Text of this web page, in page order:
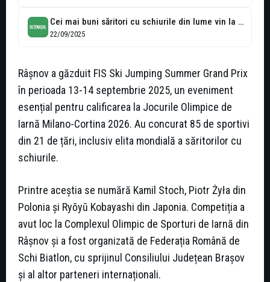
Cei mai buni săritori cu schiurile din lume vin la Râșnov, pentru...
22/09/2025
Râșnov a găzduit FIS Ski Jumping Summer Grand Prix
în perioada 13-14 septembrie 2025, un eveniment
esențial pentru calificarea la Jocurile Olimpice de
Iarnă Milano-Cortina 2026. Au concurat 85 de sportivi
din 21 de țări, inclusiv elita mondială a săritorilor cu
schiurile.
Printre aceștia se numără Kamil Stoch, Piotr Żyła din
Polonia și Ryōyū Kobayashi din Japonia. Competiția a
avut loc la Complexul Olimpic de Sporturi de Iarnă din
Râșnov și a fost organizată de Federația Română de
Schi Biatlon, cu sprijinul Consiliului Județean Brașov
și al altor parteneri internaționali.